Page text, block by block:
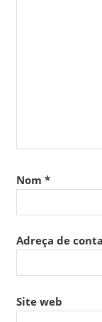
Nom *
Adreça de
Site web